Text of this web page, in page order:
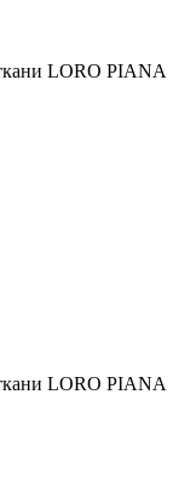
LORO PIANA
LORO PIANA